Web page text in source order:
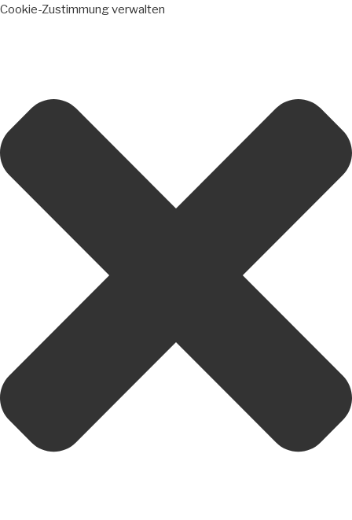
Cookie-Zustimmung verwalten